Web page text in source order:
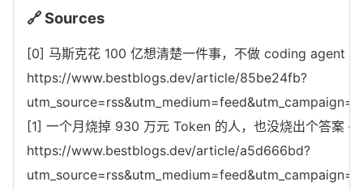
🔗 Sources
[0] 马斯克花 100 亿想清楚一件事，不做 coding agent
https://www.bestblogs.dev/article/85be24fb?
[1] 一个月烧掉 930 万元 Token 的人，也没烧出个答案 —
https://www.bestblogs.dev/article/a5d666bd?